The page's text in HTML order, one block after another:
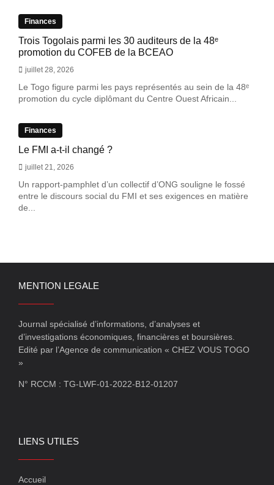
Finances
Trois Togolais parmi les 30 auditeurs de la 48ᵉ
promotion du COFEB de la BCEAO
juillet 28, 2026
Le Togo figure parmi les pays représentés au sein de la 48ᵉ
promotion du cycle diplômant du Centre Ouest Africain...
Finances
Le FMI a-t-il changé ?
juillet 21, 2026
Un rapport-pamphlet d’un collectif d’ONG souligne le fossé
entre le discours social du FMI et ses exigences en matière
de...
MENTION LEGALE
Journal spécialisé d’informations, d’analyses et
d’investigations économiques, financières et boursières.
Edité par l’Agence de communication « CHEZ VOUS TOGO
»
N° RCCM : TG-LWF-01-2022-B12-01207
LIENS UTILES
Accueil